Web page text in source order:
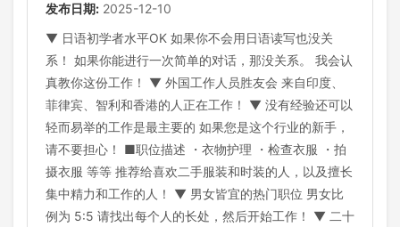
发布日期: 2025-12-10
▼ 日语初学者水平OK 如果你不会用日语读写也没关
系！ 如果你能进行一次简单的对话，那没关系。 我会认
真教你这份工作！ ▼ 外国工作人员胜友会 来自印度、
菲律宾、智利和香港的人正在工作！ ▼ 没有经验还可以
轻而易举的工作是最主要的 如果您是这个行业的新手，
请不要担心！ ■职位描述 ・衣物护理 ・检查衣服 ・拍
摄衣服 等等 推荐给喜欢二手服装和时装的人，以及擅长
集中精力和工作的人！ ▼ 男女皆宜的热门职位 男女比
例为 5:5 请找出每个人的长处，然后开始工作！ ▼ 二十